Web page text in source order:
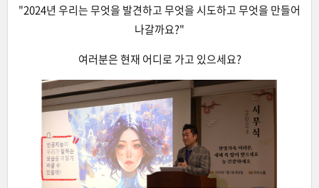
"2024년 우리는 무엇을 발견하고 무엇을 시도하고 무엇을 만들어
나갈까요?"
여러분은 현재 어디로 가고 있으세요?